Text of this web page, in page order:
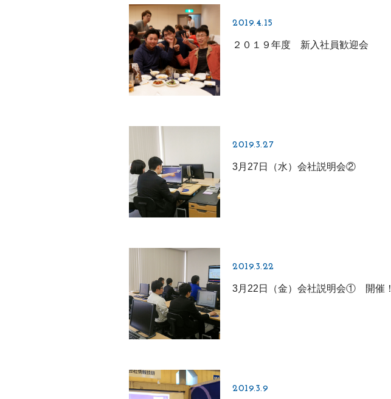
2019.4.15
２０１９年度 新入社員歓迎会
2019.3.27
3月27日（水）会社説明会②
2019.3.22
3月22日（金）会社説明会① 開催！
2019.3.9